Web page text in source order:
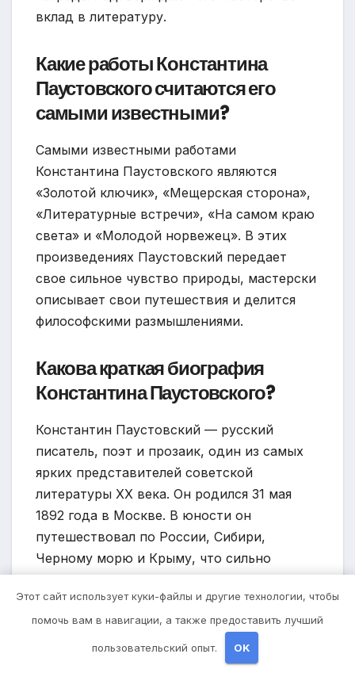
вклад в литературу.
Какие работы Константина
Паустовского считаются его
самыми известными?
Самыми известными работами
Константина Паустовского являются
«Золотой ключик», «Мещерская сторона»,
«Литературные встречи», «На самом краю
света» и «Молодой норвежец». В этих
произведениях Паустовский передает
свое сильное чувство природы, мастерски
описывает свои путешествия и делится
философскими размышлениями.
Какова краткая биография
Константина Паустовского?
Константин Паустовский — русский
писатель, поэт и прозаик, один из самых
ярких представителей советской
литературы ХХ века. Он родился 31 мая
1892 года в Москве. В юности он
путешествовал по России, Сибири,
Черному морю и Крыму, что сильно
повлияло на его творчество. В своих
произведениях Паустовский описывал
жизнь обычных людей и природу, проявляя
неповторимый стиль и глубокую мысль. Он
Этот сайт использует куки-файлы и другие технологии, чтобы
помочь вам в навигации, а также предоставить лучший
пользовательский опыт. OK